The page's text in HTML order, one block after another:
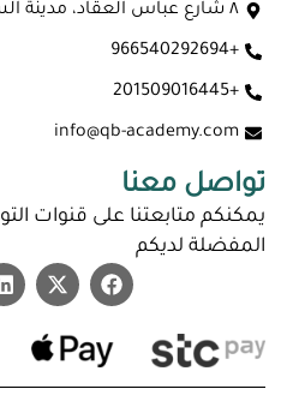
٨ شارع عباس العقاد، مدينة السادات، مصر
+966540292694
+201509016445
info@qb-academy.com
تواصل معنا
يمكنكم متابعتنا على قنوات
المفضلة لديكم